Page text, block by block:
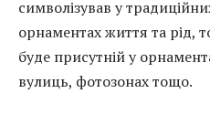
символізував у
орнаментах життя та рід,
буде присутній у
вулиць, фотозонах тощо.